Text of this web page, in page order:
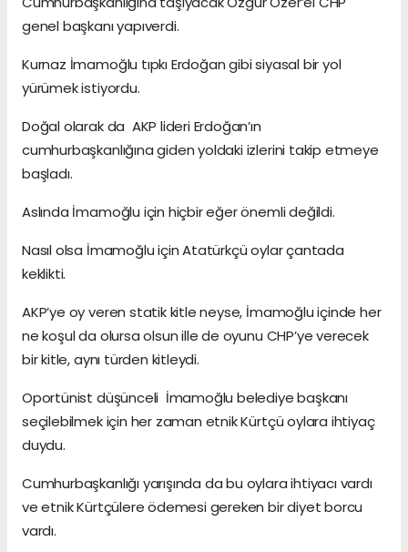
genel başkanı yapıverdi.
Kurnaz İmamoğlu tıpkı Erdoğan gibi siyasal bir yol
yürümek istiyordu.
Doğal olarak da AKP lideri Erdoğan’ın
cumhurbaşkanlığına giden yoldaki izlerini takip etmeye
başladı.
Aslında İmamoğlu için hiçbir eğer önemli değildi.
Nasıl olsa İmamoğlu için Atatürkçü oylar çantada
keklikti.
AKP’ye oy veren statik kitle neyse, İmamoğlu içinde her
ne koşul da olursa olsun ille de oyunu CHP’ye verecek
bir kitle, aynı türden kitleydi.
Oportünist düşünceli İmamoğlu belediye başkanı
seçilebilmek için her zaman etnik Kürtçü oylara ihtiyaç
duydu.
Cumhurbaşkanlığı yarışında da bu oylara ihtiyacı vardı
ve etnik Kürtçülere ödemesi gereken bir diyet borcu
vardı.